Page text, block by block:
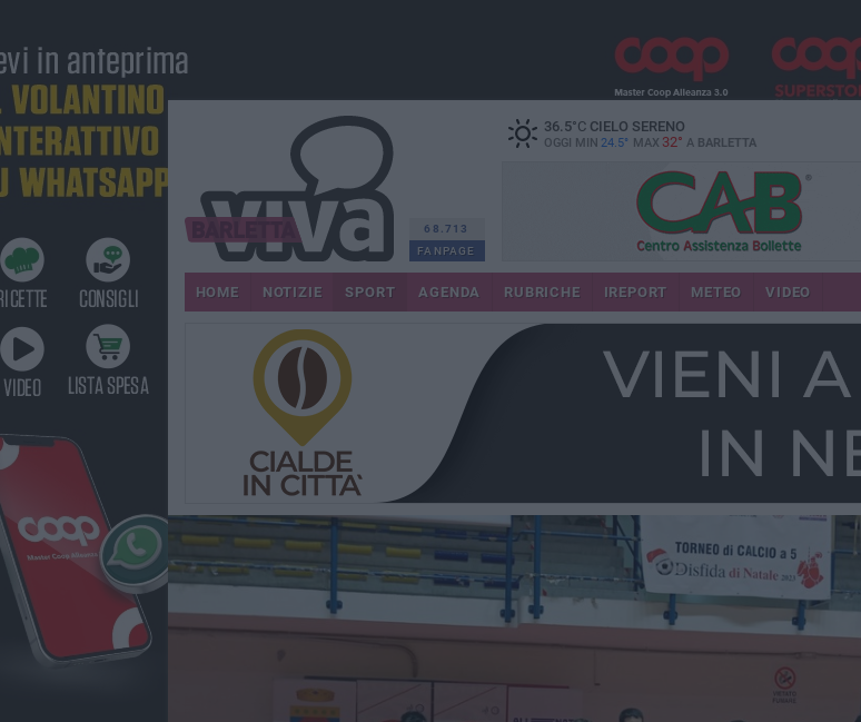
68.713
FANPAGE
36.5°CCIELO SERENO
OGGI MIN 24.5° MAX 32° A BARLETTA
HOME NOTIZIE SPORT AGENDA RUBRICHE IREPORT METEO VIDEO